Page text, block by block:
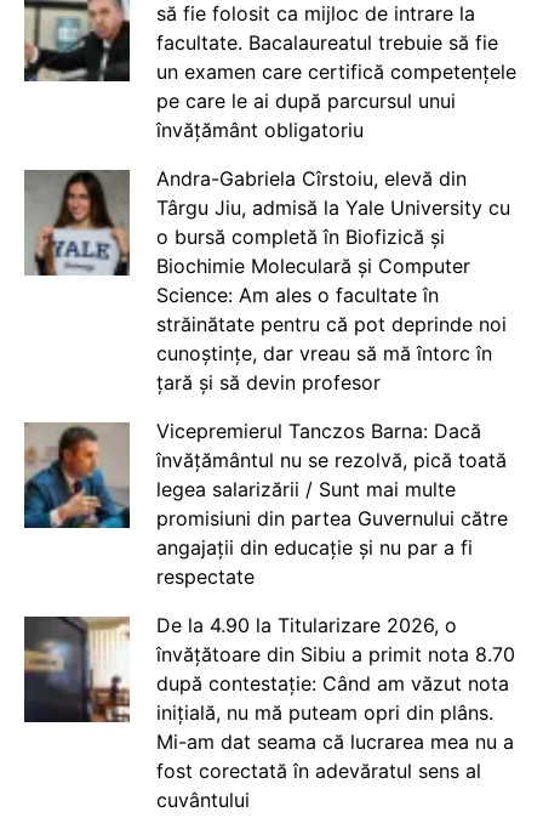
să fie folosit ca mijloc de intrare la
facultate. Bacalaureatul trebuie să fie
un examen care certifică competențele
pe care le ai după parcursul unui
învățământ obligatoriu
Andra-Gabriela Cîrstoiu, elevă din
Târgu Jiu, admisă la Yale University cu
o bursă completă în Biofizică și
Biochimie Moleculară și Computer
Science: Am ales o facultate în
străinătate pentru că pot deprinde noi
cunoștințe, dar vreau să mă întorc în
țară și să devin profesor
Vicepremierul Tanczos Barna: Dacă
învățământul nu se rezolvă, pică toată
legea salarizării / Sunt mai multe
promisiuni din partea Guvernului către
angajații din educație și nu par a fi
respectate
De la 4.90 la Titularizare 2026, o
învățătoare din Sibiu a primit nota 8.70
după contestație: Când am văzut nota
inițială, nu mă puteam opri din plâns.
Mi-am dat seama că lucrarea mea nu a
fost corectată în adevăratul sens al
cuvântului